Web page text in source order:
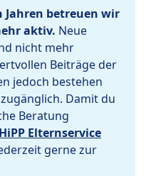
Jahren betreuen wir
aktiv. Neue
nicht mehr
Beiträge der
jedoch bestehen
Damit du
Beratung
HiPP Elternservice
gerne zur